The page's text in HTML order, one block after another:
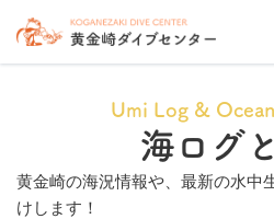
Umi Log &
海ログ
黄金崎の海況情報や、最新の水中
けします！